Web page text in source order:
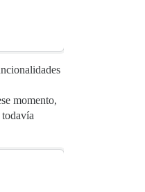
momento,